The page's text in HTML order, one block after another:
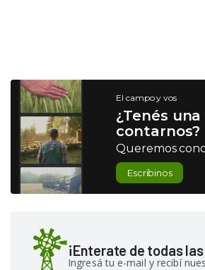
El campo y vos
¿Tenés
contarnos?
Queremos
Escribinos
¡Enterate de todas
Ingresá tu e-mail y recibí